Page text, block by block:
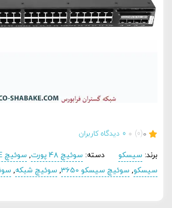
0
(0)
0 دیدگاه کاربران
برند: سیسکو دسته: سوئیچ 48 پورت ,سوئیچ POE سیسکو
سیسکو,سوئیچ سیسکو 3650 ,سوئیچ شبکه,